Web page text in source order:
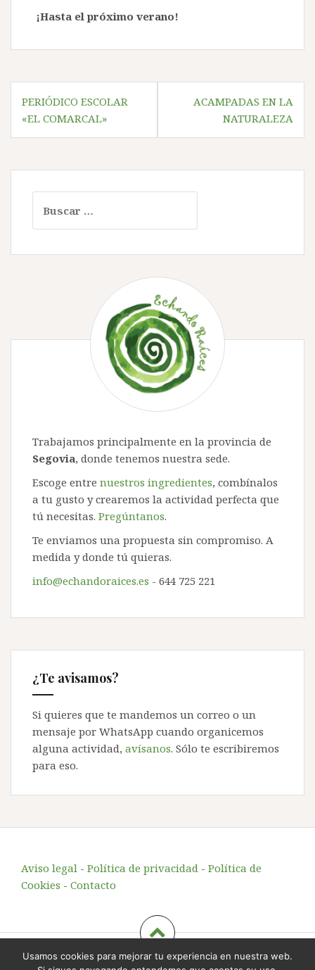
¡Hasta el próximo verano!
Navegación
de
entradas
PERIÓDICO ESCOLAR
«EL COMARCAL»
ACAMPADAS EN LA
NATURALEZA
Trabajamos principalmente en la provincia de
Segovia, donde tenemos nuestra sede.
Escoge entre nuestros ingredientes, combínalos
a tu gusto y crearemos la actividad perfecta que
tú necesitas. Pregúntanos.
Te enviamos una propuesta sin compromiso. A
medida y donde tú quieras.
info@echandoraices.es - 644 725 221
¿Te avisamos?
Si quieres que te mandemos un correo o un
mensaje por WhatsApp cuando organicemos
alguna actividad, avísanos. Sólo te escribiremos
para eso.
Aviso legal - Política de privacidad - Política de
Cookies - Contacto
Usamos cookies para mejorar tu experiencia en nuestra web.